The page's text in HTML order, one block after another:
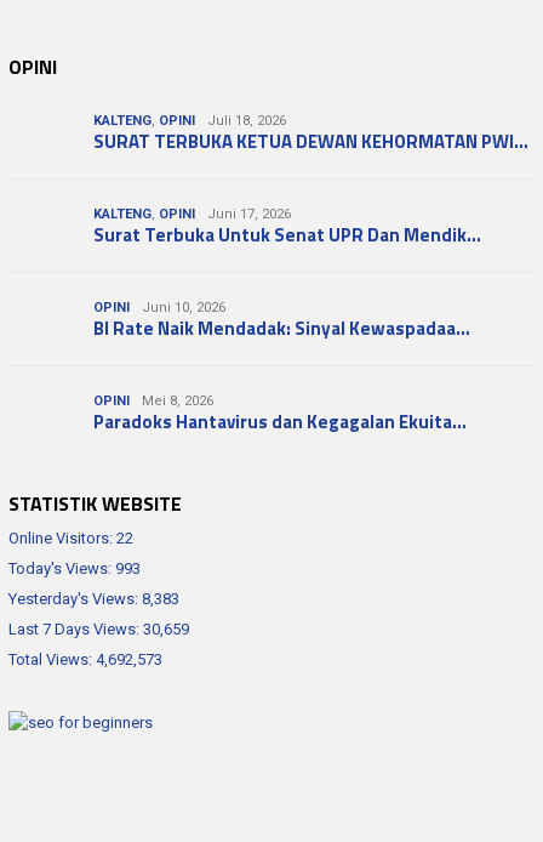
OPINI
KALTENG OPINI Juli 18, 2026
SURAT TERBUKA KETUA DEWAN KEHORMATAN PWI…
KALTENG OPINI Juni 17, 2026
Surat Terbuka Untuk Senat UPR Dan Mendik…
OPINI Juni 10, 2026
BI Rate Naik Mendadak: Sinyal Kewaspadaa…
OPINI Mei 8, 2026
Paradoks Hantavirus dan Kegagalan Ekuita…
STATISTIK WEBSITE
Online Visitors: 22
Today's Views: 993
Yesterday's Views: 8,383
Last 7 Days Views: 30,659
Total Views: 4,692,573